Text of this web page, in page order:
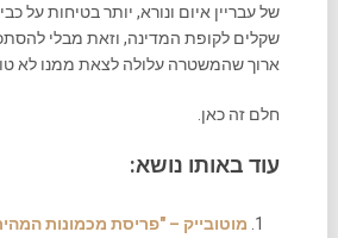
של עבריין איום ונורא, יותר בטיחות על
שקלים לקופת המדינה, וזאת מבלי
ארוך שהמשטרה עלולה לצאת ממנו לא
חלם זה כאן.
עוד באותו נושא:
מוטובייק – "פריסת מכמונות